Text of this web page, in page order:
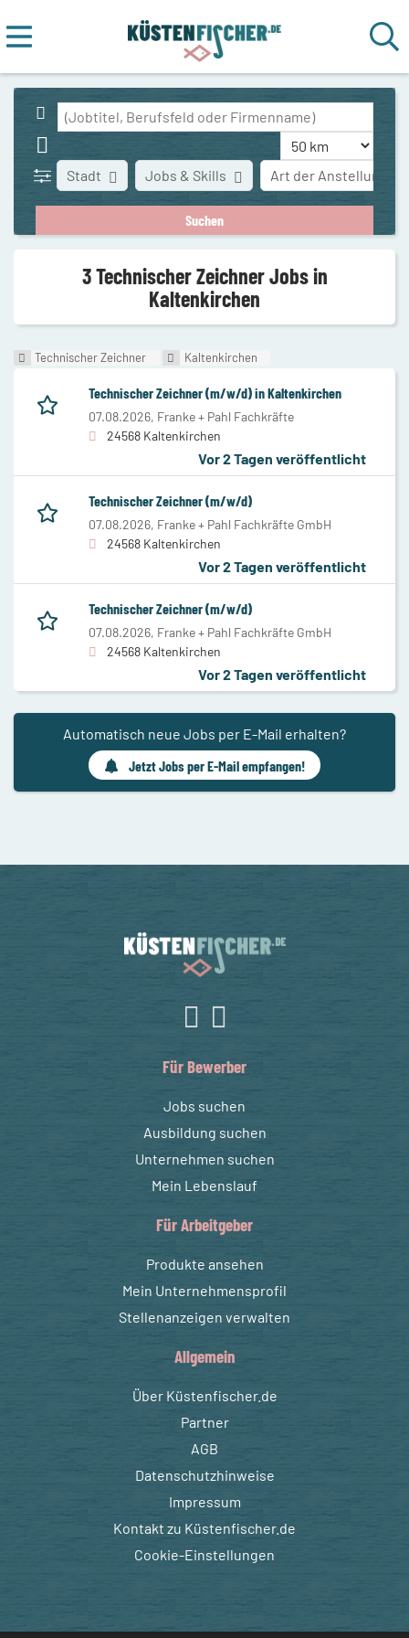
Stadt Art der Anstellung
Jobs & Skills
3 Technischer Zeichner Jobs in
Kaltenkirchen
Technischer Zeichner Kaltenkirchen
Technischer Zeichner (m/w/d) in Kaltenkirchen
07.08.2026, Franke + Pahl Fachkräfte
24568 Kaltenkirchen
Vor 2 Tagen veröffentlicht
Technischer Zeichner (m/w/d)
07.08.2026, Franke + Pahl Fachkräfte GmbH
24568 Kaltenkirchen
Vor 2 Tagen veröffentlicht
Technischer Zeichner (m/w/d)
07.08.2026, Franke + Pahl Fachkräfte GmbH
24568 Kaltenkirchen
Vor 2 Tagen veröffentlicht
Automatisch neue Jobs per E-Mail erhalten?
Jetzt Jobs per E-Mail empfangen!
Für Bewerber
Jobs suchen
Ausbildung suchen
Unternehmen suchen
Mein Lebenslauf
Für Arbeitgeber
Produkte ansehen
Mein Unternehmensprofil
Stellenanzeigen verwalten
Allgemein
Über Küstenfischer.de
Partner
AGB
Datenschutzhinweise
Impressum
Kontakt zu Küstenfischer.de
Cookie-Einstellungen